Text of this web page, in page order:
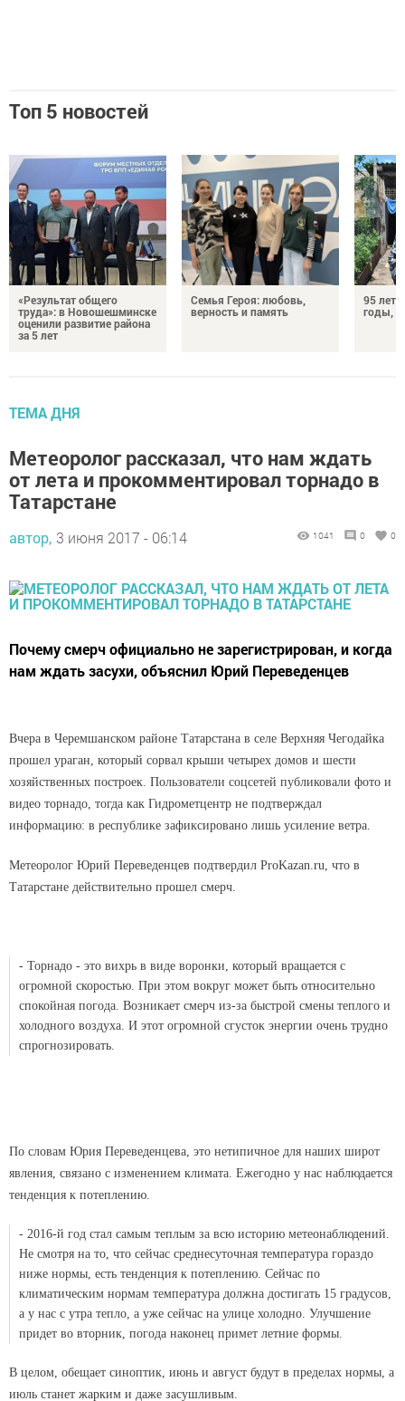
Топ 5 новостей
«Результат общего
труда»: в Новошешминске
оценили развитие района
за 5 лет
Семья Героя: любовь,
верность и память
95 лет
годы,
ТЕМА ДНЯ
Метеоролог рассказал, что нам ждать
от лета и прокомментировал торнадо в
Татарстане
автор, 3 июня 2017 - 06:14 1041 0 0
Почему смерч официально не зарегистрирован, и когда
нам ждать засухи, объяснил Юрий Переведенцев
Вчера в Черемшанском районе Татарстана в селе Верхняя Чегодайка
прошел ураган, который сорвал крыши четырех домов и шести
хозяйственных построек. Пользователи соцсетей публиковали фото и
видео торнадо, тогда как Гидрометцентр не подтверждал
информацию: в республике зафиксировано лишь усиление ветра.
Метеоролог Юрий Переведенцев подтвердил ProKazan.ru, что в
Татарстане действительно прошел смерч.
- Торнадо - это вихрь в виде воронки, который вращается с
огромной скоростью. При этом вокруг может быть относительно
спокойная погода. Возникает смерч из-за быстрой смены теплого и
холодного воздуха. И этот огромной сгусток энергии очень трудно
спрогнозировать.
По словам Юрия Переведенцева, это нетипичное для наших широт
явления, связано с изменением климата. Ежегодно у нас наблюдается
тенденция к потеплению.
- 2016-й год стал самым теплым за всю историю метеонаблюдений.
Не смотря на то, что сейчас среднесуточная температура гораздо
ниже нормы, есть тенденция к потеплению. Сейчас по
климатическим нормам температура должна достигать 15 градусов,
а у нас с утра тепло, а уже сейчас на улице холодно. Улучшение
придет во вторник, погода наконец примет летние формы.
В целом, обещает синоптик, июнь и август будут в пределах нормы, а
июль станет жарким и даже засушливым.